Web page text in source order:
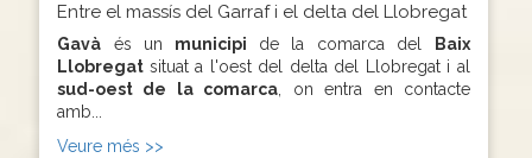
Entre el massís del Garraf i el delta del Llobregat
Gavà és un municipi de la comarca del
Baix
Llobregat situat a l'oest del delta del Llobregat i al
sud-oest de la comarca , on entra en contacte
amb...
Veure més >>